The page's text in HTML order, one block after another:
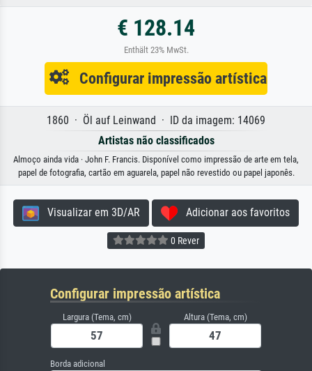
€ 128.14
Enthält 23% MwSt.
Configurar impressão artística
1860 · Öl auf Leinwand · ID da imagem: 14069
Artistas não classificados
Almoço ainda vida · John F. Francis. Disponível como impressão de arte em tela,
papel de fotografia, cartão em aguarela, papel não revestido ou papel japonês.
Visualizar em 3D/AR Adicionar aos favoritos
0 Rever
Configurar impressão artística
Largura (Tema, cm) Altura (Tema, cm)
Borda adicional